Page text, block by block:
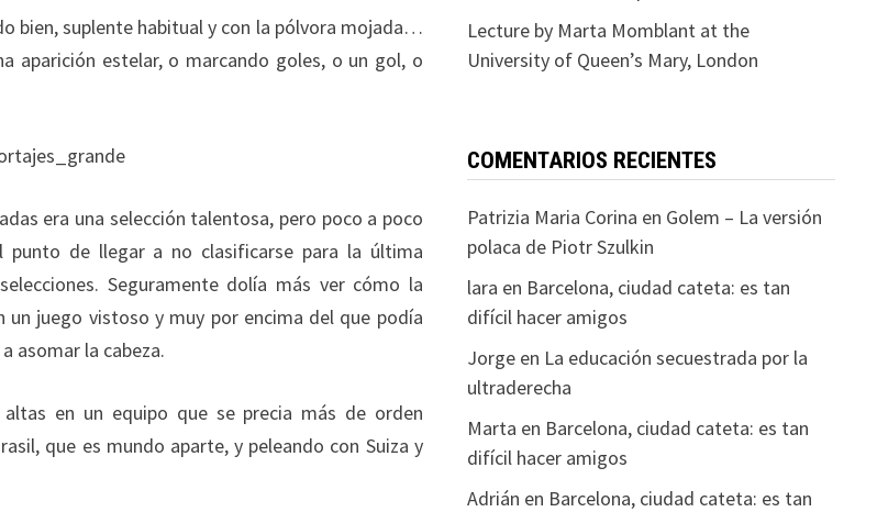
bien, suplente habitual y con la pólvora mojada…
aparición estelar, o marcando goles, o un gol, o
era una selección talentosa, pero poco a poco
de llegar a no clasificarse para la última
Seguramente dolía más ver cómo la
un juego vistoso y muy por encima del que podía
asomar la cabeza.
en un equipo que se precia más de orden
que es mundo aparte, y peleando con Suiza y
Lecture by Marta Momblant at the
University of Queen’s Mary, London
COMENTARIOS RECIENTES
Patrizia Maria Corina en Golem – La versión
polaca de Piotr Szulkin
lara en Barcelona, ciudad cateta: es tan
difícil hacer amigos
Jorgeen La educación secuestrada por la
ultraderecha
Marta en Barcelona, ciudad cateta: es tan
difícil hacer amigos
Adrián en Barcelona, ciudad cateta: es tan